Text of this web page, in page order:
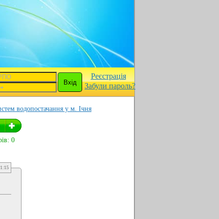
Реєстрація
Забули пароль?
водопостачання у м. Ічня
0